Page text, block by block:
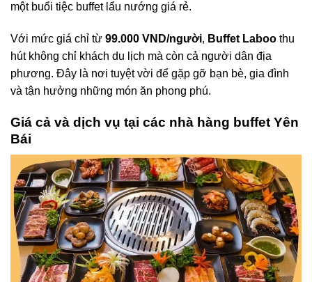
một buổi tiệc buffet lẩu nướng giá rẻ.
Với mức giá chỉ từ 99.000 VND/người, Buffet Laboo thu
hút không chỉ khách du lịch mà còn cả người dân địa
phương. Đây là nơi tuyệt vời để gặp gỡ bạn bè, gia đình
và tận hưởng những món ăn phong phú.
Giá cả và dịch vụ tại các nhà hàng buffet Yên
Bái